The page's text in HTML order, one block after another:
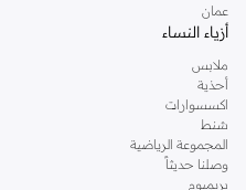
عمان
أزياء النساء
ملابس
أحذية
اكسسوارات
شنط
المجموعة الرياضية
وصلنا حديثاً
بريميوم